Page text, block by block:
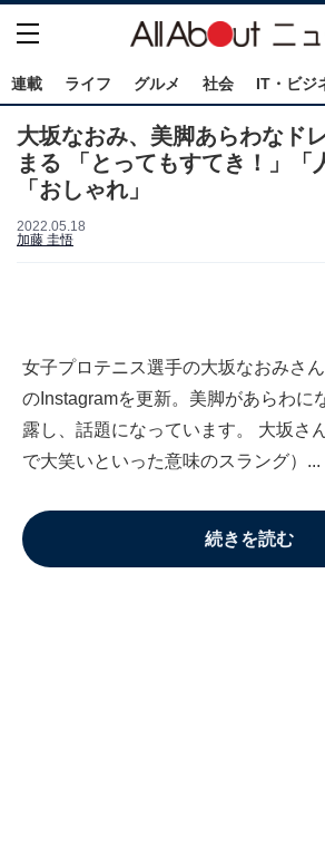
連載 ライフ グルメ 社会 IT・ビジ
大坂なおみ、美脚あらわなド
まる 「とってもすてき！」「
「おしゃれ」
2022.05.18
加藤 圭悟
女子プロテニス選手の大坂なおみさ
のInstagramを更新。美脚があらわに
露し、話題になっています。 大坂さ
で大笑いといった意味のスラング）...
続きを読む